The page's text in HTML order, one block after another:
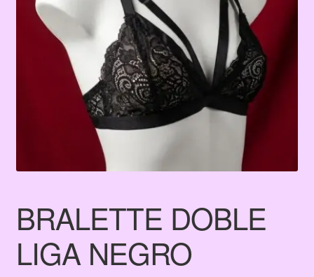
Tienda
BRALETTE DOBLE
LIGA NEGRO